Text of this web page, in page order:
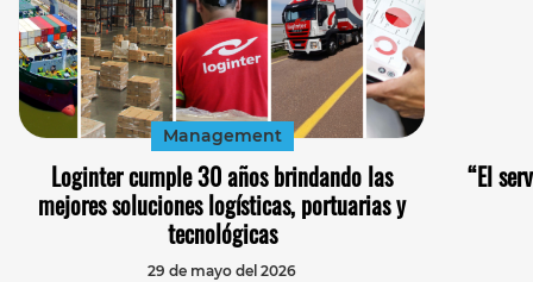
Management
Loginter cumple 30 años brindando las
mejores soluciones logísticas, portuarias y
tecnológicas
29 de mayo del 2026
“El